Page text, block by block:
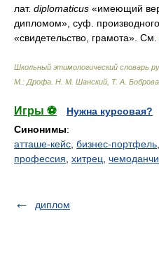
лат. diplomaticus «имеющий
дипломом», суф.
«свидетельство, грамота». См.
Школьный этимологический словарь
М.: Дрофа Н. М. Шанский, Т. А. Боброва
Игры ⚽
Нужна курсовая?
Синонимы:
атташе-кейс бизнес-портфель
профессия хитрец
диплом